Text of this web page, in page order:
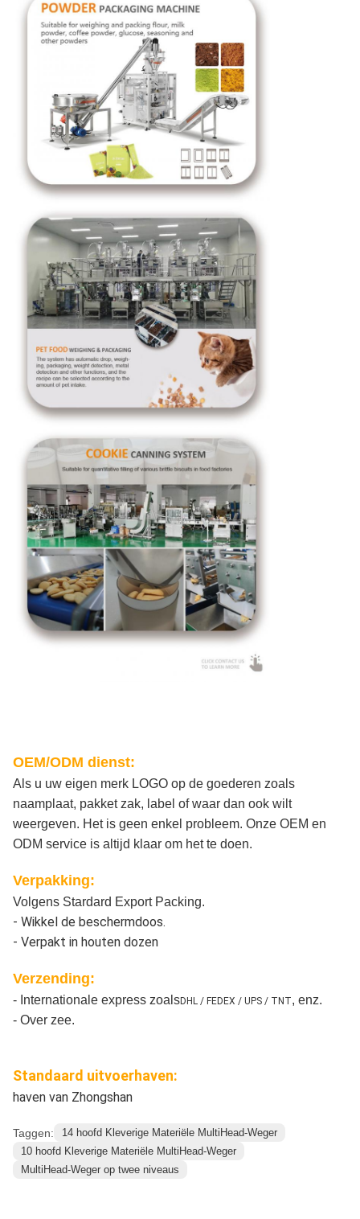
OEM/ODM dienst:
Als u uw eigen merk LOGO op de goederen zoals
naamplaat, pakket zak, label of waar dan ook wilt
weergeven. Het is geen enkel probleem. Onze OEM en
ODM service is altijd klaar om het te doen.
Verpakking:
Volgens Stardard Export Packing.
- Wikkel de beschermdoos.
- Verpakt in houten dozen
Verzending:
- Internationale express zoalsDHL / FEDEX / UPS / TNT, enz.
- Over zee.
Standaard uitvoerhaven:
haven van Zhongshan
Taggen:
14 hoofd Kleverige Materiële MultiHead-Weger
10 hoofd Kleverige Materiële MultiHead-Weger
MultiHead-Weger op twee niveaus